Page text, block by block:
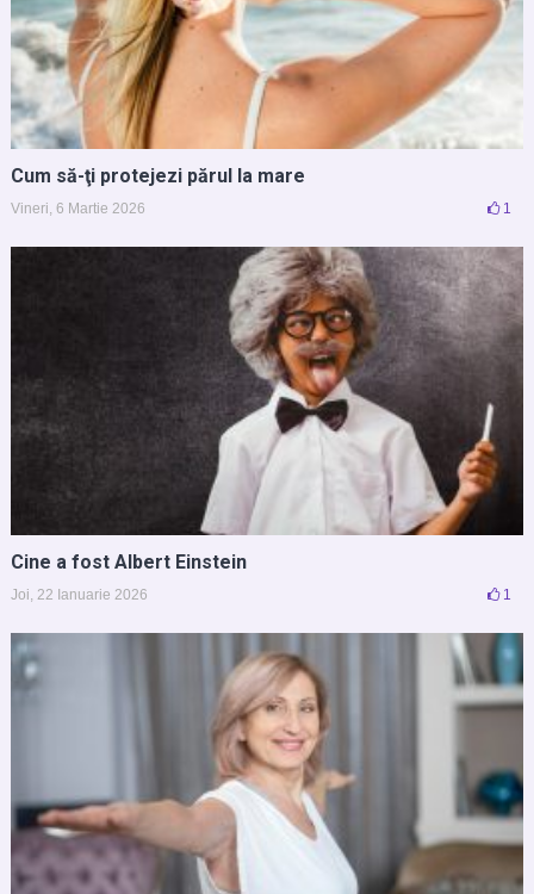
Cum să-ţi protejezi părul la mare
Vineri, 6 Martie 2026 1
Cine a fost Albert Einstein
Joi, 22 Ianuarie 2026 1